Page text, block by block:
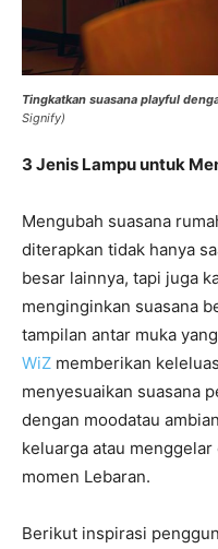
Tingkatkan suasana playful
Signify)
3 Jenis Lampu untuk
Mengubah suasana
diterapkan tidak hanya
besar lainnya, tapi juga
menginginkan suasana
tampilan antar muka
WiZ memberikan
menyesuaikan suasana
dengan moodatau
keluarga atau
momen Lebaran.
Berikut inspirasi